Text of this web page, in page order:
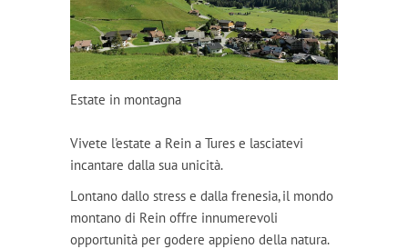
Estate in montagna
Vivete l'estate a Rein a Tures e lasciatevi
incantare dalla sua unicità.
Lontano dallo stress e dalla frenesia, il mondo
montano di Rein offre innumerevoli
opportunità per godere appieno della natura.